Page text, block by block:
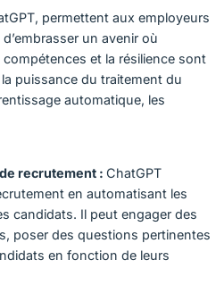
permettent aux employeurs
un avenir où
compétences et la résilience sont
puissance du traitement du
automatique, les
recrutement : ChatGPT
en automatisant les
candidats. Il peut engager des
poser des questions pertinentes
en fonction de leurs